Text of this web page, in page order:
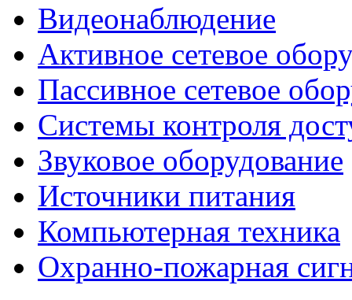
Видеонаблюдение
Активное сетевое
Пассивное сетевое
Системы контроля
Звуковое оборудование
Источники питания
Компьютерная техника
Охранно-пожарная